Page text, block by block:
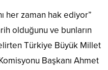
her zaman hak ediyor”
olduğunu ve bunların
Türkiye Büyük Millet
Başkanı Ahmet